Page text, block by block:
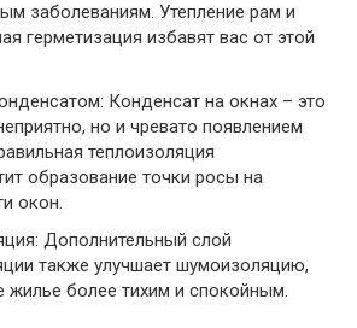
заболеваниям. Утепление рам и
герметизация избавят вас от этой
Конденсат на окнах – это
но и чревато появлением
теплоизоляция
образование точки росы на
окон.
Дополнительный слой
также улучшает шумоизоляцию,
жилье более тихим и спокойным.